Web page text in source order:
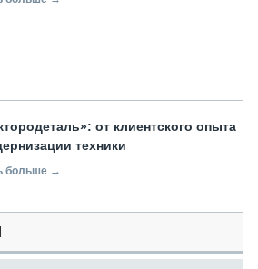
от клиентского опыта
техники
больше →